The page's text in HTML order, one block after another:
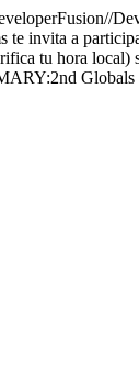
a
tu hora local)